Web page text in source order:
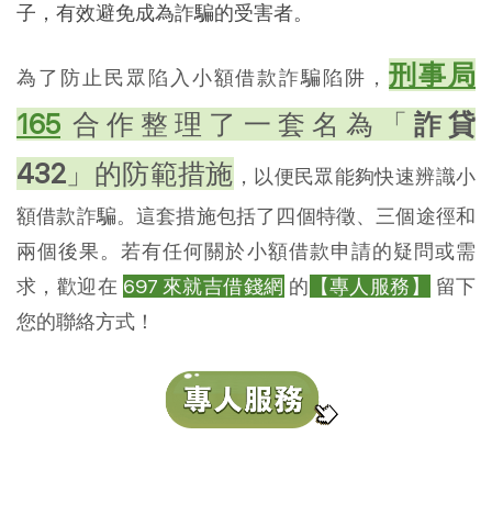
子，有效避免成為詐騙的受害者。
為了防止民眾陷入小額借款詐騙陷阱，刑事局
165 合作整理了一套名為「 詐貸
432 」的防範措施 ，以便民眾能夠快速辨識小
額借款詐騙。這套措施包括了四個特徵、三個途徑和
兩個後果。若有任何關於小額借款申請的疑問或需
求，歡迎在 697 來就吉借錢網 的 【專人服務】
留下
您的聯絡方式！